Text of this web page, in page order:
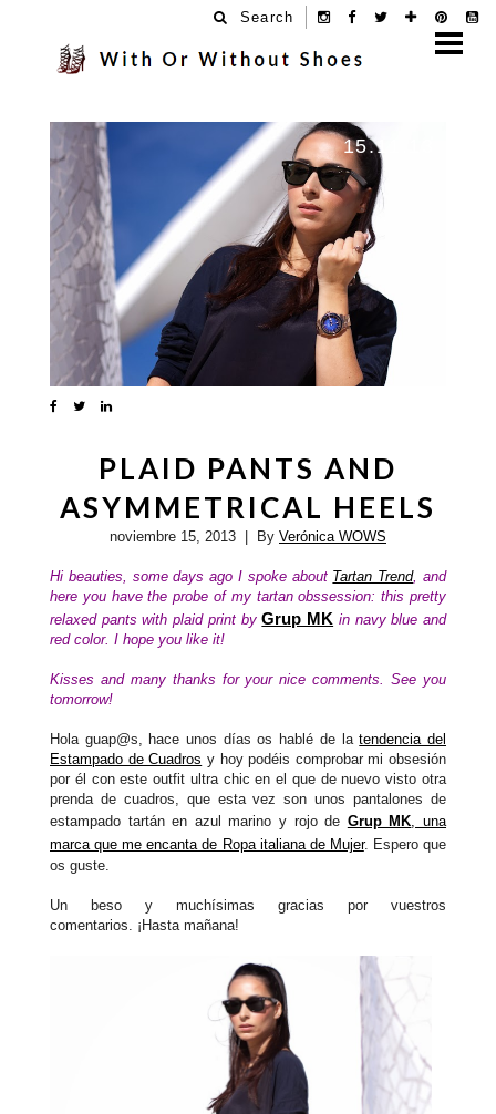
Search
15.11.13
PLAID PANTS AND
ASYMMETRICAL HEELS
noviembre 15, 2013 | By Verónica WOWS
Hi beauties, some days ago I spoke about Tartan Trend, and
here you have the probe of my tartan obssession: this pretty
relaxed pants with plaid print byGrup MK in navy blue and
red color. I hope you like it!
Kisses and many thanks for your nice comments .See you
tomorrow!
Hola guap@s, hace unos días os hablé de latendencia del
Estampado de Cuadros y hoy podéis comprobar mi obsesión
por él con este outfit ultra chic en el que de nuevo visto otra
prenda de cuadros, que esta vez son unos pantalones de
estampado tartán en azul marino y rojo de Grup MK , una
marca que me encanta de Ropa italiana de Mujer. Espero que
os guste.
Un beso y muchísimas gracias por vuestros
comentarios. ¡Hasta mañana!